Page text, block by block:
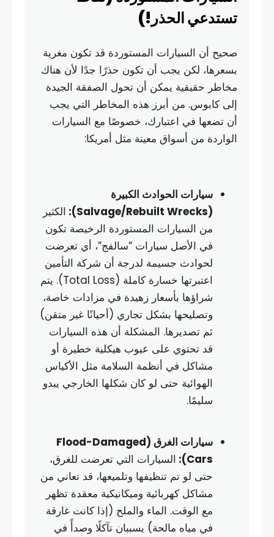
تستدعي الحذر!)
صحيح أن السيارات المستوردة قد تكون مغرية
بسعرها، لكن يجب أن تكون حذرًا جدًا لأن هناك
مخاطر حقيقية يمكن أن تحول الصفقة الجيدة
إلى كابوس. من أبرز هذه المخاطر التي يجب
أن تضعها في اعتبارك، خصوصًا مع السيارات
الواردة من أسواق معينة مثل أمريكا:
سيارات الحوادث الكبيرة
(Salvage/Rebuilt Wrecks):
الكثير
من السيارات المستوردة الرخيصة تكون
في الأصل سيارات “سالفج”، أي تعرضت
لحوادث جسيمة لدرجة أن شركة التأمين
اعتبرتها خسارة كاملة (Total Loss). يتم
شراؤها بأسعار زهيدة في مزادات خاصة،
وتصليحها بشكل تجاري (أحيانًا غير متقن)
ثم تصديرها. المشكلة أن هذه السيارات
قد تحتوي على عيوب هيكلية خطيرة أو
مشاكل في أنظمة السلامة مثل الأكياس
الهوائية حتى لو كان شكلها الخارجي يبدو
سليمًا.
سيارات الغرق (Flood-Damaged
Cars):
السيارات التي تعرضت للغرق،
حتى لو تم تنظيفها وتلميعها، قد تعاني من
مشاكل كهربائية وميكانيكية معقدة تظهر
مع الوقت. الماء والملح (إذا كانت غارقة
في مياه مالحة) يسببان تآكلًا وصدأً في